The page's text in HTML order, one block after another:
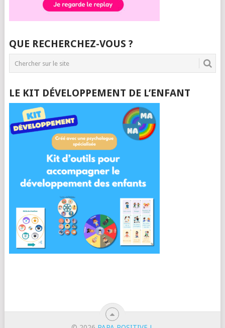
QUE RECHERCHEZ-VOUS ?
LE KIT DÉVELOPPEMENT DE L’ENFANT